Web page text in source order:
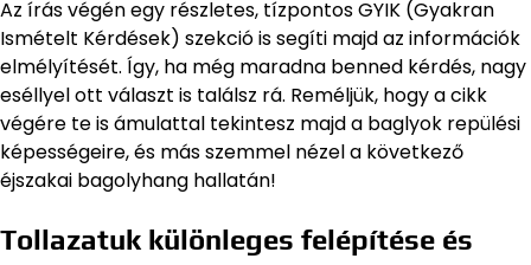
Az írás végén egy részletes, tízpontos GYIK (Gyakran
Ismételt Kérdések) szekció is segíti majd az információk
elmélyítését. Így, ha még maradna benned kérdés, nagy
eséllyel ott választ is találsz rá. Reméljük, hogy a cikk
végére te is ámulattal tekintesz majd a baglyok repülési
képességeire, és más szemmel nézel a következő
éjszakai bagolyhang hallatán!
Tollazatuk különleges felépítése és